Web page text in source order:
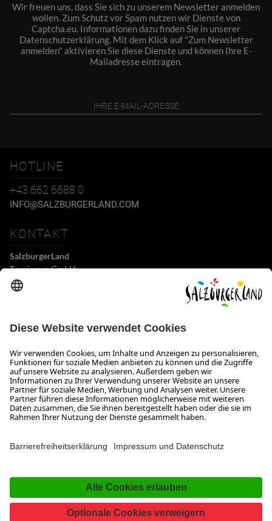
Wir freuen uns, dass Sie sich zu unserem Newsletter anmelden
wollen. Zum Schutz vor Spam nutzen wir Dienste von
Captcha.eu. Informationen dazu finden Sie in unserer
Datenschutzerklärung. Mit dem Klick auf "Zum Newsletter
anmelden" aktivieren Sie diese Dienste und können Ihre E-
Mailadresse eintragen.
HOTLINE
+43 662 6688 0
INFO@SALZBURGERLAND.COM
KONTAKT
SalzburgerLand
Tourismus GmbH
Wiener Bundesstraße 23
info@salzburgerland.com
ÖFFNUNGSZEITEN
Wir freuen uns auf Ihre Anfrage!
Gerne stehen wir Ihnen von Montag bis Donnerstag von 08:00 bis 17:30 Uhr
und am Freitag von 08:00 bis 17:00 Uhr zur Verfügung.
www.salzburgerland.com